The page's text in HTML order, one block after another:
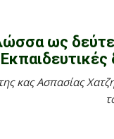
ως
κας Ασπασίας